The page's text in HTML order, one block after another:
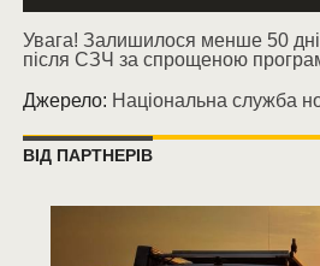
Увага! Залишилося менше 50
після СЗЧ за спрощеною
Джерело: Національна служба
ВІД ПАРТНЕРІВ